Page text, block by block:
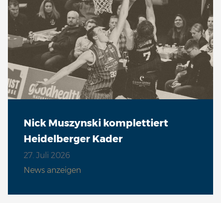
VS
So 10.01. | 17:00 Uhr
VS
Sa 16.01. | 18:00 Uhr
Sa 23.01. | 20:00 Uhr
Sa 30.01. | 18:00 Uhr
Nick Muszynski komplettiert
Heidelberger Kader
27. Juli 2026
News anzeigen